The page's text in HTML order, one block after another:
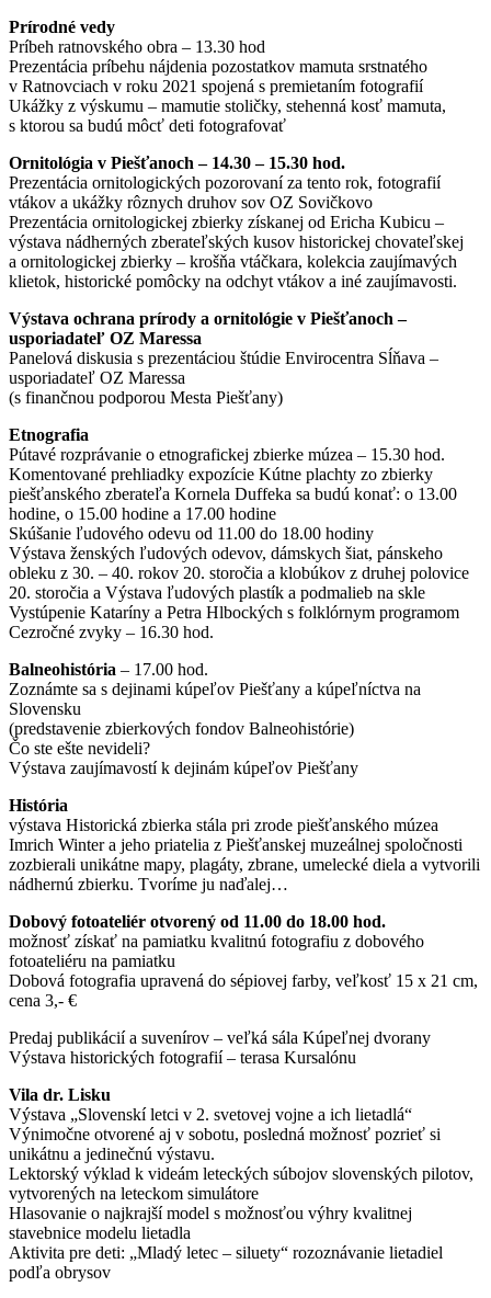
Prírodné vedy
Príbeh ratnovského obra – 13.30 hod
Prezentácia príbehu nájdenia pozostatkov mamuta srstnatého
v Ratnovciach v roku 2021 spojená s premietaním fotografií
Ukážky z výskumu – mamutie stoličky, stehenná kosť mamuta,
s ktorou sa budú môcť deti fotografovať
Ornitológia v Piešťanoch – 14.30 – 15.30 hod.
Prezentácia ornitologických pozorovaní za tento rok, fotografií
vtákov a ukážky rôznych druhov sov OZ Sovičkovo
Prezentácia ornitologickej zbierky získanej od Ericha Kubicu –
výstava nádherných zberateľských kusov historickej chovateľskej
a ornitologickej zbierky – krošňa vtáčkara, kolekcia zaujímavých
klietok, historické pomôcky na odchyt vtákov a iné zaujímavosti.
Výstava ochrana prírody a ornitológie v Piešťanoch –
usporiadateľ OZ Maressa
Panelová diskusia s prezentáciou štúdie Envirocentra Sĺňava –
usporiadateľ OZ Maressa
(s finančnou podporou Mesta Piešťany)
Etnografia
Pútavé rozprávanie o etnografickej zbierke múzea – 15.30 hod.
Komentované prehliadky expozície Kútne plachty zo zbierky
piešťanského zberateľa Kornela Duffeka sa budú konať: o 13.00
hodine, o 15.00 hodine a 17.00 hodine
Skúšanie ľudového odevu od 11.00 do 18.00 hodiny
Výstava ženských ľudových odevov, dámskych šiat, pánskeho
obleku z 30. – 40. rokov 20. storočia a klobúkov z druhej polovice
20. storočia a Výstava ľudových plastík a podmalieb na skle
Vystúpenie Kataríny a Petra Hlbockých s folklórnym programom
Cezročné zvyky – 16.30 hod.
Balneohistória – 17.00 hod.
Zoznámte sa s dejinami kúpeľov Piešťany a kúpeľníctva na
Slovensku
(predstavenie zbierkových fondov Balneohistórie)
Čo ste ešte nevideli?
Výstava zaujímavostí k dejinám kúpeľov Piešťany
História
výstava Historická zbierka stála pri zrode piešťanského múzea
Imrich Winter a jeho priatelia z Piešťanskej muzeálnej spoločnosti
zozbierali unikátne mapy, plagáty, zbrane, umelecké diela a vytvorili
nádhernú zbierku. Tvoríme ju naďalej…
Dobový fotoateliér otvorený od 11.00 do 18.00 hod.
možnosť získať na pamiatku kvalitnú fotografiu z dobového
fotoateliéru na pamiatku
Dobová fotografia upravená do sépiovej farby, veľkosť 15 x 21 cm,
cena 3,- €
Predaj publikácií a suvenírov – veľká sála Kúpeľnej dvorany
Výstava historických fotografií – terasa Kursalónu
Vila dr. Lisku
Výstava „Slovenskí letci v 2. svetovej vojne a ich lietadlá“
Výnimočne otvorené aj v sobotu, posledná možnosť pozrieť si
unikátnu a jedinečnú výstavu.
Lektorský výklad k videám leteckých súbojov slovenských pilotov,
vytvorených na leteckom simulátore
Hlasovanie o najkrajší model s možnosťou výhry kvalitnej
stavebnice modelu lietadla
Aktivita pre deti: „Mladý letec – siluety“ rozoznávanie lietadiel
podľa obrysov